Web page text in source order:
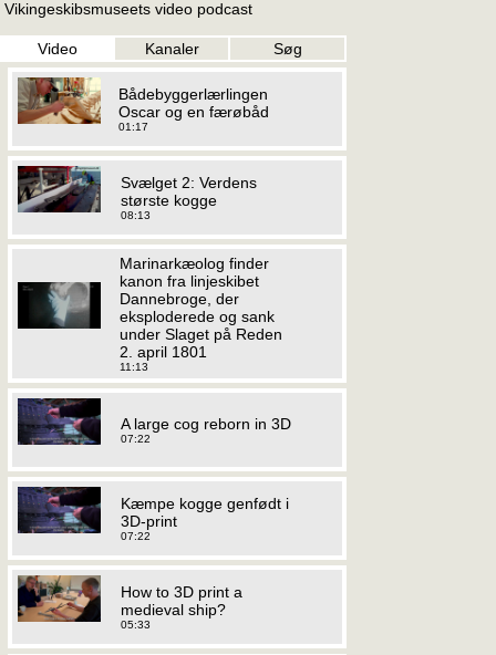
Vikingeskibsmuseets video podcast
Video Kanaler Søg
Bådebyggerlærlingen
Oscar og en færøbåd
01:17
Svælget 2: Verdens
største kogge
08:13
Marinarkæolog finder
kanon fra linjeskibet
Dannebroge, der
eksploderede og sank
under Slaget på Reden
2. april 1801
11:13
A large cog reborn in 3D
07:22
Kæmpe kogge genfødt i
3D-print
07:22
How to 3D print a
medieval ship?
05:33